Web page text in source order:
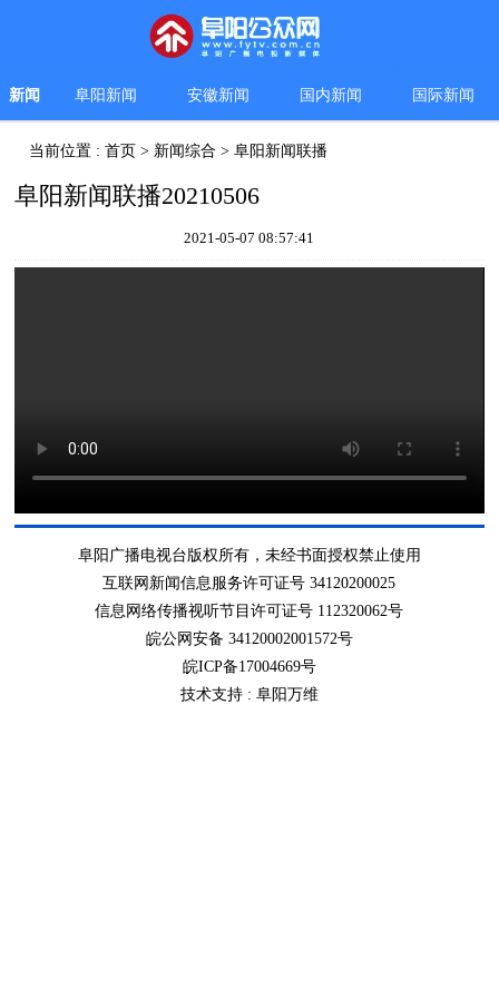
新闻 阜阳新闻 安徽新闻 国内新闻 国际新闻
当前位置 :首页 > 新闻综合 >阜阳新闻联播
阜阳新闻联播20210506
2021-05-07 08:57:41
阜阳广播电视台版权所有，未经书面授权禁止使用
互联网新闻信息服务许可证号 34120200025
信息网络传播视听节目许可证号 112320062号
皖公网安备 34120002001572号
皖ICP备17004669号
技术支持 : 阜阳万维